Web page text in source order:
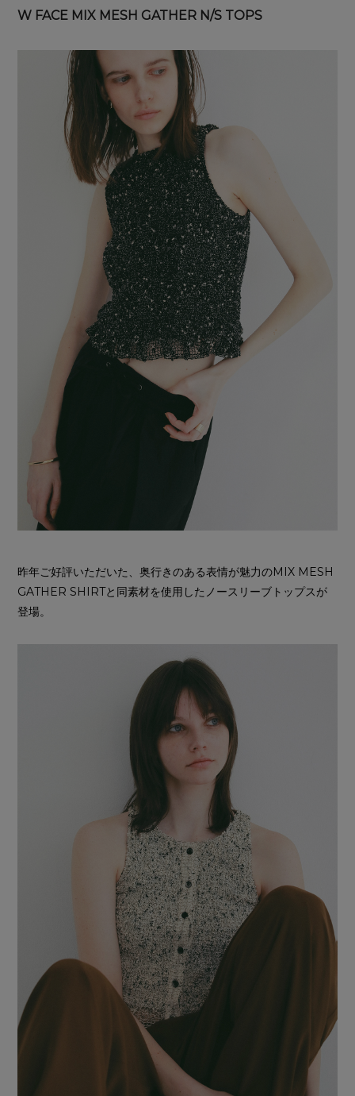
W FACE MIX MESH GATHER N/S TOPS
昨年ご好評いただいた、奥行きのある表情が魅力のMIX MESH
GATHER SHIRTと同素材を使用したノースリーブトップスが
登場。